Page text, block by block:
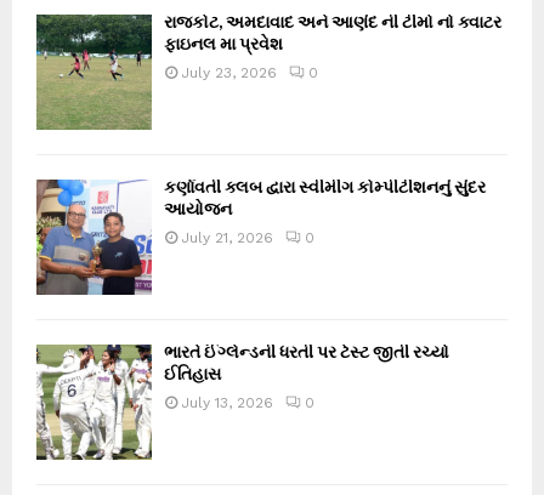
રાજકોટ, અમદાવાદ અને આણંદ ની ટીમો નો ક્વાટર
ફાઇનલ મા પ્રવેશ
July 23, 2026 0
કર્ણાવતી ક્લબ દ્વારા સ્વીમીંગ કોમ્પીટીશનનું સુંદર
આયોજન
July 21, 2026 0
ભારતે ઈંગ્લેન્ડની ધરતી પર ટેસ્ટ જીતી રચ્યો
ઈતિહાસ
July 13, 2026 0